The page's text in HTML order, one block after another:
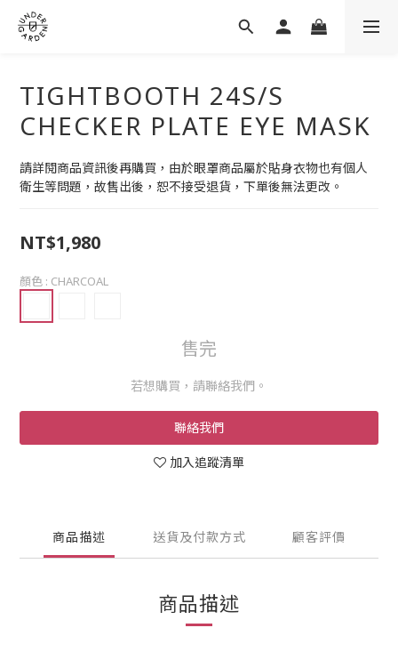
TIGHTBOOTH 24S/S
CHECKER PLATE EYE MASK
請詳閱商品資訊後再購買，由於眼罩商品屬於貼身衣物也有個人
衛生等問題，故售出後，恕不接受退貨，下單後無法更改。
NT$1,980
顏色 : CHARCOAL
售完
若想購買，請聯絡我們。
聯絡我們
加入追蹤清單
商品描述 送貨及付款方式 顧客評價
商品描述